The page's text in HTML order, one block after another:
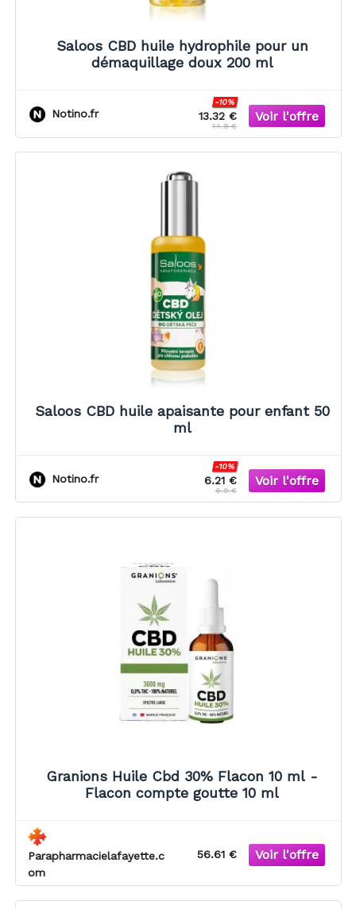
Saloos CBD huile hydrophile pour un
démaquillage doux 200 ml
Notino.fr 13.32 €
-10%
14.8 €
Saloos CBD huile apaisante pour enfant 50
ml
Notino.fr 6.21 €
-10%
6.9 €
Granions Huile Cbd 30% Flacon 10 ml -
Flacon compte goutte 10 ml
Parapharmacielafayette.c
om
56.61 €